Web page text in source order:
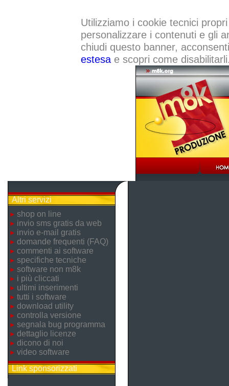
Utilizziamo i cookie tecnici
personalizzare i contenuti e gli
chiudi questo banner,
estesae scopri come
Altri servizi
shop on line
invio sms gratis da web
invio e-mail gratis
domande frequenti (FAQ)
commenti ai software
specifiche tecniche
software non m8k
i più cliccati
ultimi inserimenti
tutti i software
download utility
controlla versione
segnala bug programma
dettaglio licenze
dicono di noi
video software
Link sponsorizzati